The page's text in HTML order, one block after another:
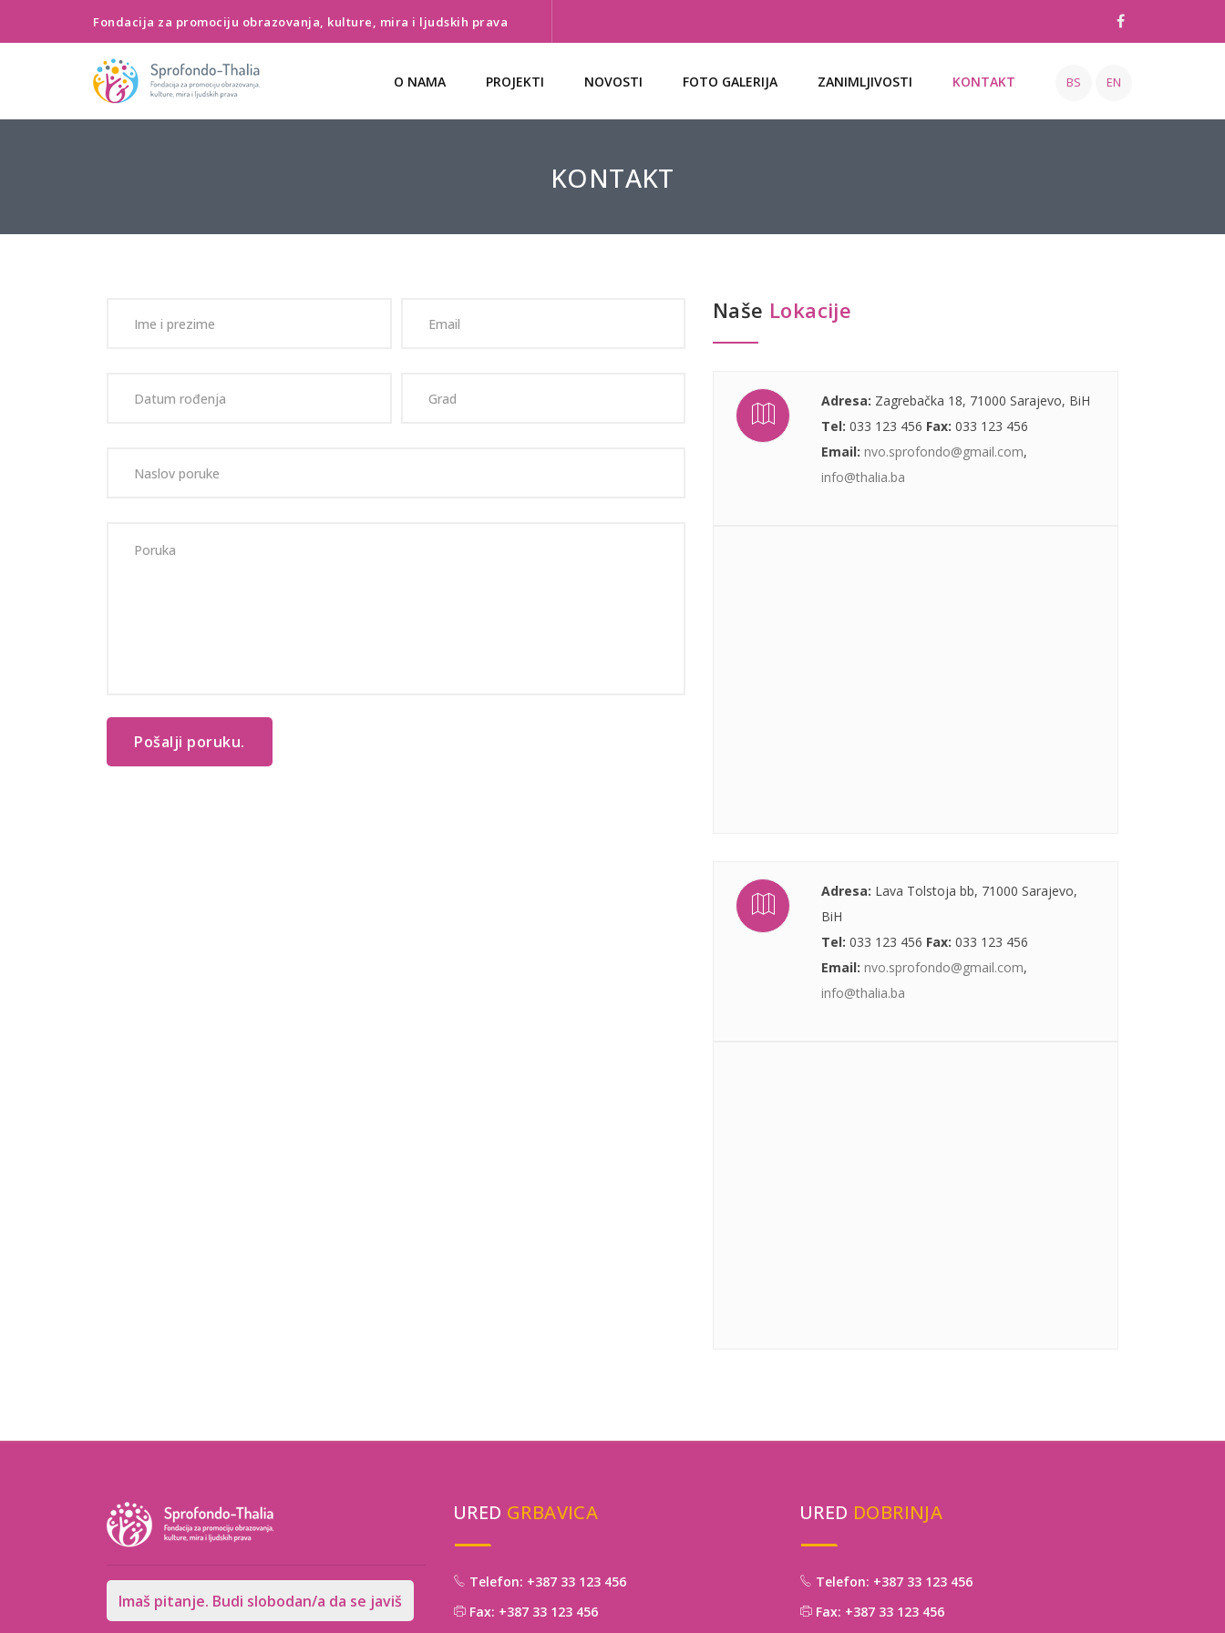
Fondacija za promociju obrazovanja, kulture, mira i ljudskih prava
O NAMA PROJEKTI NOVOSTI FOTO GALERIJA ZANIMLJIVOSTI KONTAKT BS EN
KONTAKT
Pošalji poruku.
Naše Lokacije
Adresa: Zagrebačka 18, 71000 Sarajevo, BiH
Tel: 033 123 456 Fax: 033 123 456
Email: nvo.sprofondo@gmail.com,
info@thalia.ba
Adresa: Lava Tolstoja bb, 71000 Sarajevo,
BiH
Tel: 033 123 456 Fax: 033 123 456
Email: nvo.sprofondo@gmail.com,
info@thalia.ba
Imaš pitanje. Budi slobodan/a da se javiš
URED GRBAVICA
Telefon: +387 33 123 456
Fax: +387 33 123 456
URED DOBRINJA
Telefon: +387 33 123 456
Fax: +387 33 123 456